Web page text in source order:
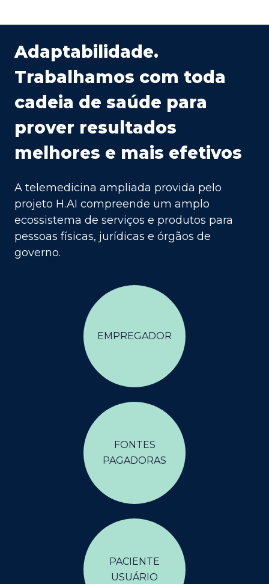
Adaptabilidade.
Trabalhamos com toda
cadeia de saúde para
prover resultados
melhores e mais efetivos
A telemedicina ampliada provida pelo
projeto H.AI compreende um amplo
ecossistema de serviços e produtos para
pessoas físicas, jurídicas e órgãos de
governo.
EMPREGADOR
FONTES
PAGADORAS
PACIENTE
USUÁRIO